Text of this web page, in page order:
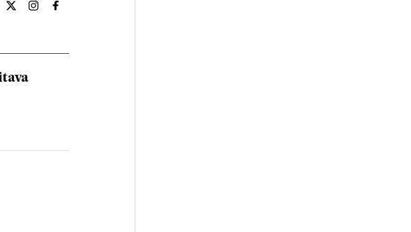
Internacional El País Brasil en Twitter
Internacional El País Brasil en Instagram
Internacional El País Brasil en Facebook